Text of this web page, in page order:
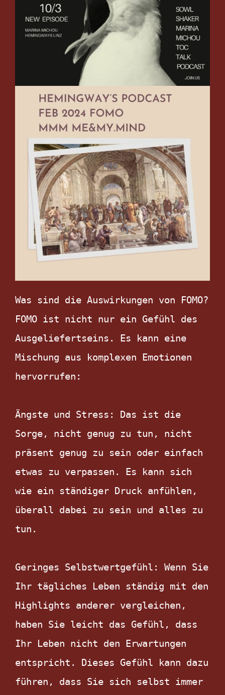
Was sind die Auswirkungen von FOMO?
FOMO ist nicht nur ein Gefühl des
Ausgeliefertseins. Es kann eine
Mischung aus komplexen Emotionen
hervorrufen:
Ängste und Stress: Das ist die
Sorge, nicht genug zu tun, nicht
präsent genug zu sein oder einfach
etwas zu verpassen. Es kann sich
wie ein ständiger Druck anfühlen,
überall dabei zu sein und alles zu
tun.
Geringes Selbstwertgefühl: Wenn Sie
Ihr tägliches Leben ständig mit den
Highlights anderer vergleichen,
haben Sie leicht das Gefühl, dass
Ihr Leben nicht den Erwartungen
entspricht. Dieses Gefühl kann dazu
führen, dass Sie sich selbst immer